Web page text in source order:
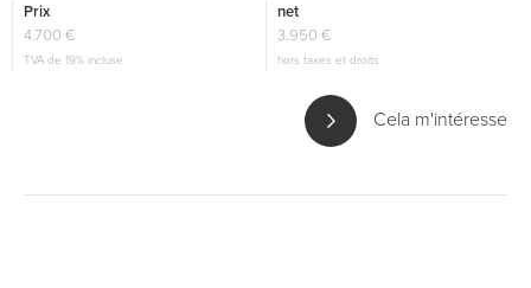
Prix
4.700 €
TVA de 19% incluse
net
3.950 €
hors taxes et droits
Cela m'intéresse